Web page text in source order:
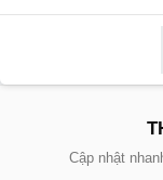
Cập nhật